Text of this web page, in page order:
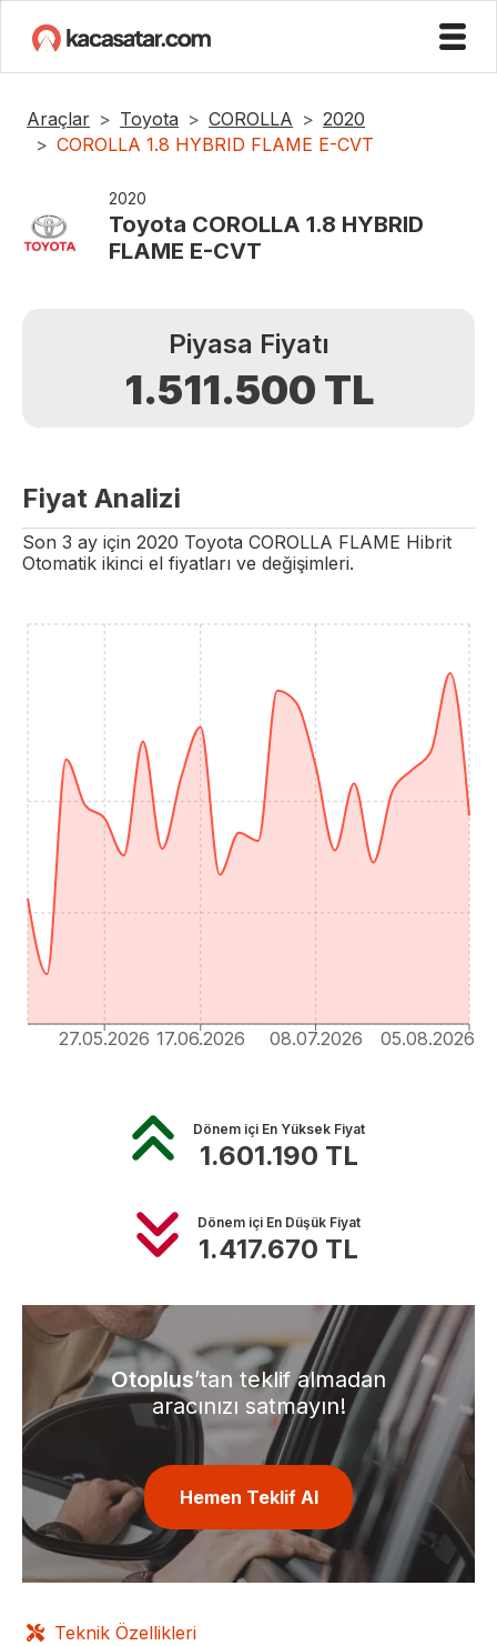
Araçlar Toyota COROLLA
2020
COROLLA 1.8 HYBRID FLAME E-CVT
2020
Toyota COROLLA 1.8 HYBRID
FLAME E-CVT
Piyasa Fiyatı
1.511.500 TL
Fiyat Analizi
Son 3 ay için 2020 Toyota COROLLA FLAME Hibrit
Otomatik ikinci el fiyatları ve değişimleri.
27.05.2026 17.06.2026 08.07.2026 05.08.2026
Dönem içi En Yüksek Fiyat
1.601.190 TL
Dönem içi En Düşük Fiyat
1.417.670 TL
Otoplus’tan teklif almadan
aracınızı satmayın!
Hemen Teklif Al
Teknik Özellikleri